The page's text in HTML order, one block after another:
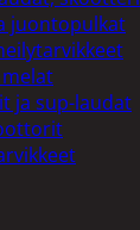
juontopulkat
ja sup-laudat